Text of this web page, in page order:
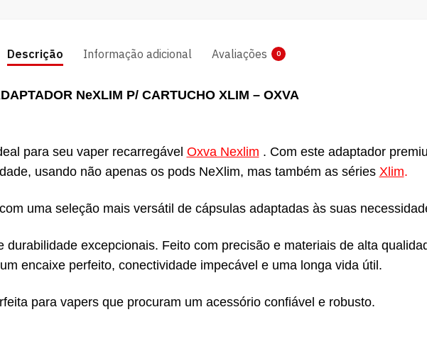
Descrição Informação adicional Avaliações 0
NeXLIM P/ CARTUCHO XLIM – OXVA
para seu vaper recarregável Oxva Nexlim . Com este adaptador
usando não apenas os pods NeXlim, mas também as séries Xlim.
uma seleção mais versátil de cápsulas adaptadas às suas
excepcionais. Feito com precisão e materiais de alta
encaixe perfeito, conectividade impecável e uma longa vida útil.
para vapers que procuram um acessório confiável e robusto.